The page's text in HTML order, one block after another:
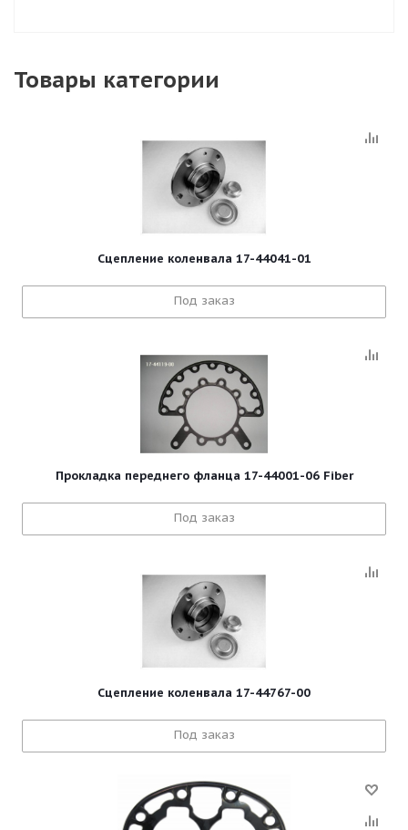
Товары категории
Сцепление коленвала 17-44041-01
Под заказ
Прокладка переднего фланца 17-44001-06 Fiber
Под заказ
Сцепление коленвала 17-44767-00
Под заказ